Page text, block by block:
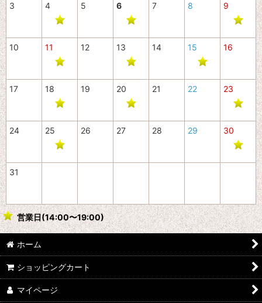
3 4 5 6 7 8 9
10 11 12 13 14 15 16
17 18 19 20 21 22 23
24 25 26 27 28 29 30
31
営業日(14:00〜19:00)
ホーム
ショッピングカート
マイページ